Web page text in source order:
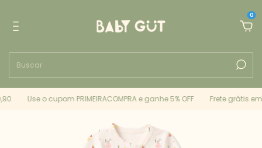
0
Use o cupom PRIMEIRACOMPRA e ganhe 5% OFF Frete grátis